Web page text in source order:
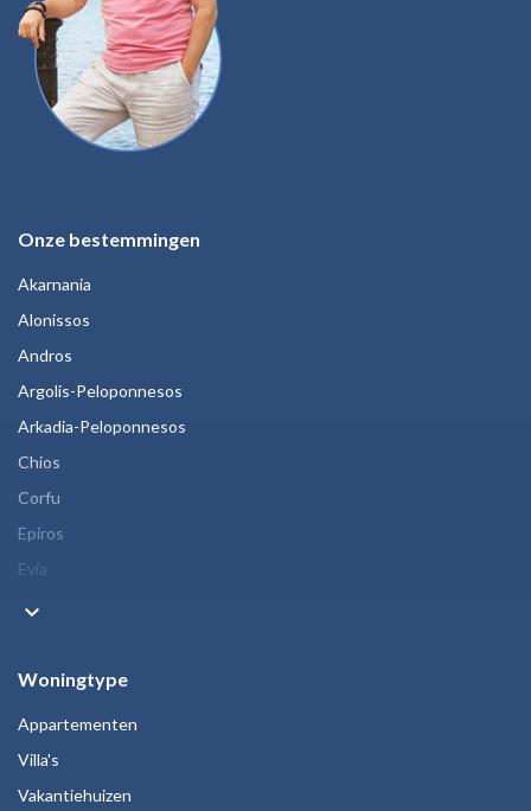
Onze bestemmingen
Akarnania
Alonissos
Andros
Argolis-Peloponnesos
Arkadia-Peloponnesos
Chios
Corfu
Epiros
Evia
keyboard_arrow_down
Woningtype
Appartementen
Villa's
Vakantiehuizen